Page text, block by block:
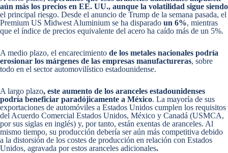
aún más los precios en EE. UU., aunque la volatilidad sigue siendo
el principal riesgo. Desde el anuncio de Trump de la semana pasada, el
Premium US Midwest Aluminium se ha disparado un 6%, mientras
que el índice de precios equivalente del acero ha caído más de un 5%.
A medio plazo, el encarecimiento de los metales nacionales podría
erosionar los márgenes de las empresas manufactureras, sobre
todo en el sector automovilístico estadounidense.
A largo plazo, este aumento de los aranceles estadounidenses
podría beneficiar paradójicamente a México. La mayoría de sus
exportaciones de automóviles a Estados Unidos cumplen los requisitos
del Acuerdo Comercial Estados Unidos, México y Canadá (USMCA,
por sus siglas en inglés) y, por tanto, están exentas de aranceles. Al
mismo tiempo, su producción debería ser aún más competitiva debido
a la distorsión de los costes de producción en relación con Estados
Unidos, agravada por estos aranceles adicionales.